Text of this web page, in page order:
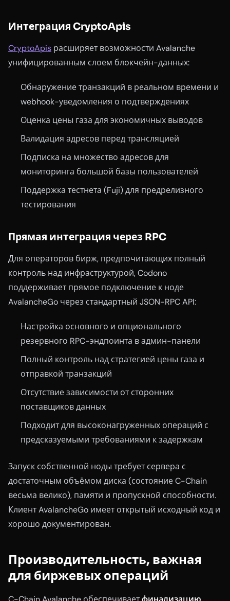
Интеграция CryptoApis
CryptoApis расширяет возможности Avalanche
унифицированным слоем блокчейн-данных:
Обнаружение транзакций в реальном времени и
webhook-уведомления о подтверждениях
Оценка цены газа для экономичных выводов
Валидация адресов перед трансляцией
Подписка на множество адресов для
мониторинга большой базы пользователей
Поддержка тестнета (Fuji) для предрелизного
тестирования
Прямая интеграция через RPC
Для операторов бирж, предпочитающих полный
контроль над инфраструктурой, Codono
поддерживает прямое подключение к ноде
AvalancheGo через стандартный JSON-RPC API:
Настройка основного и опционального
резервного RPC-эндпоинта в админ-панели
Полный контроль над стратегией цены газа и
отправкой транзакций
Отсутствие зависимости от сторонних
поставщиков данных
Подходит для высоконагруженных операций с
предсказуемыми требованиями к задержкам
Запуск собственной ноды требует сервера с
достаточным объёмом диска (состояние C-Chain
весьма велико), памяти и пропускной способности.
Клиент AvalancheGo имеет открытый исходный код и
хорошо документирован.
Производительность, важная
для биржевых операций